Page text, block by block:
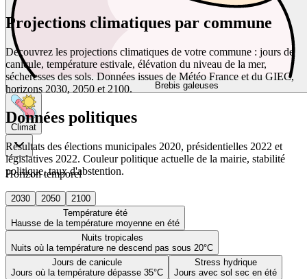
Brebis galeuses
Climat
Horizon temporel
2030 2050
2100
Température été
Hausse de la température moyenne en été
Nuits tropicales
Nuits où la température ne descend pas sous 20°C
Jours de canicule
Jours où la température dépasse 35°C
Stress hydrique
Jours avec sol sec en été
Projections climatiques par commune
Découvrez les projections climatiques de votre commune : jours de
canicule, température estivale, élévation du niveau de la mer,
sécheresses des sols. Données issues de Météo France et du GIEC,
horizons 2030, 2050 et 2100.
Données politiques
Résultats des élections municipales 2020, présidentielles 2022 et
législatives 2022. Couleur politique actuelle de la mairie, stabilité
politique, taux d'abstention.